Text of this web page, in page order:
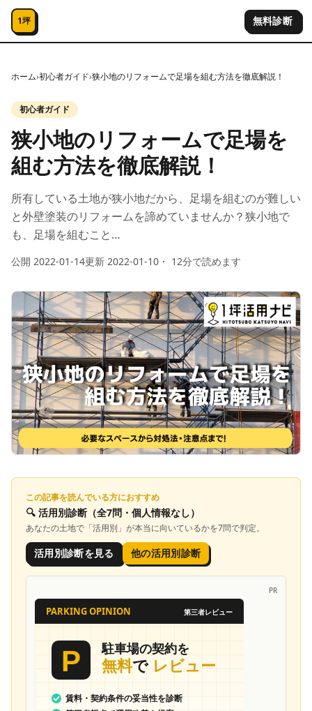
コンテンツへスキップ
1坪 無料診断
ホーム›初心者ガイド›狭小地のリフォームで足場を組む方法を徹底解説！
初心者ガイド
狭小地のリフォームで足場を
組む方法を徹底解説！
所有している土地が狭小地だから、足場を組むのが難しい
と外壁塗装のリフォームを諦めていませんか？狭小地で
も、足場を組むこと…
公開 2022-01-14更新 2022-01-10 ・ 12分で読めます
この記事を読んでいる方におすすめ
🔍 活用別診断 （全7問・個人情報なし）
あなたの土地で「活用別 」が本当に向いているかを7問で判定。
活用別診断を見る 他の活用別診断
PR